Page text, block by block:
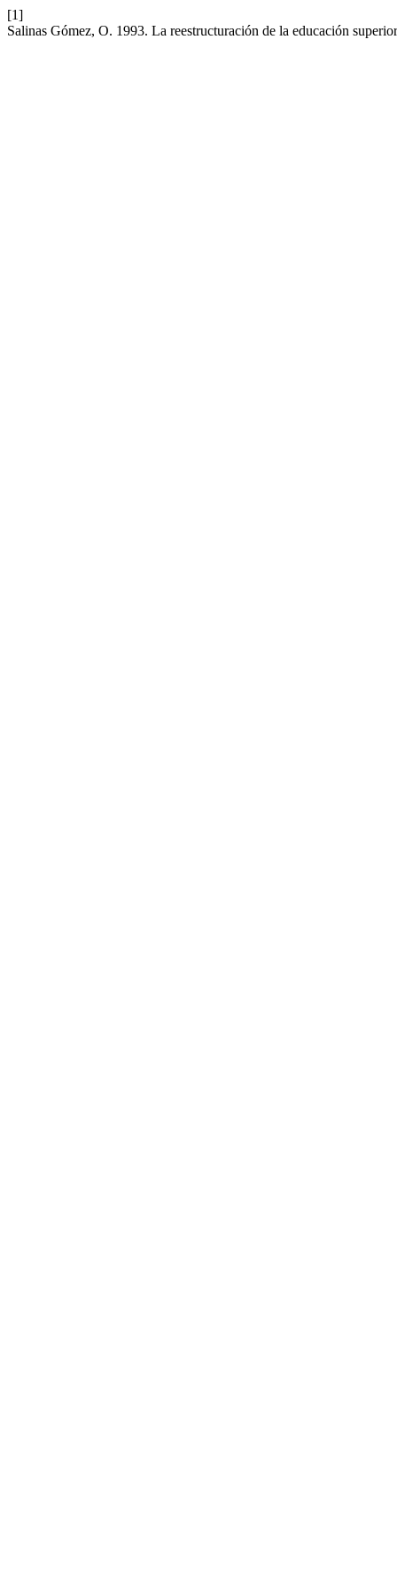
[1]
Salinas Gómez, O. 1993. La reestructuración de la educación